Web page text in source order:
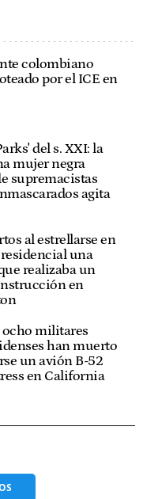
colombiano
por el ICE en
del s. XXI: la
mujer negra
supremacistas
agita
al estrellarse en
una
realizaba un
en
militares
han muerto
un avión B-52
en California